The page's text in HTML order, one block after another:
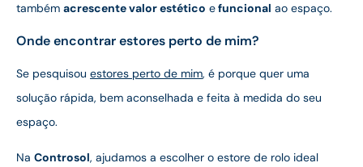
também acrescente valor estético efuncional ao espaço.
Onde encontrar estores perto de mim?
Se pesquisou estores perto de mim, é porque quer uma
solução rápida, bem aconselhada e feita à medida do seu
espaço.
Na Controsol, ajudamos a escolher o estore de rolo ideal